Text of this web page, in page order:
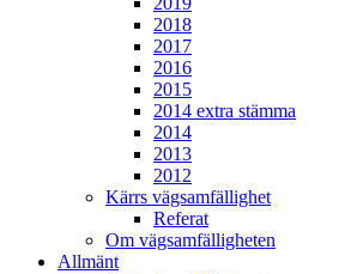
2018
2017
2016
2015
2014 extra stämma
2014
2013
2012
Kärrs vägsamfällighet
Referat
Om vägsamfälligheten
Allmänt